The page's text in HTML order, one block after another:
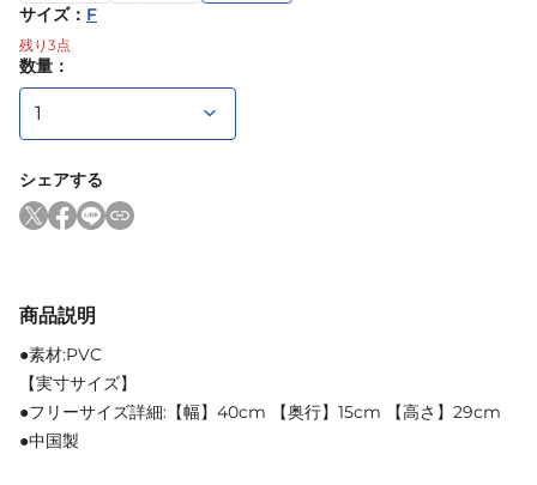
サイズ： F
残り 3点
数量：
シェアする
商品説明
●素材:PVC
【実寸サイズ】
●フリーサイズ詳細:【幅】40cm 【奥行】15cm 【高さ】29cm
●中国製